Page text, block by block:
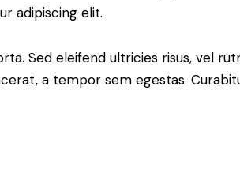
adipiscing elit.
Sed eleifend ultricies risus, vel
a tempor sem egestas.